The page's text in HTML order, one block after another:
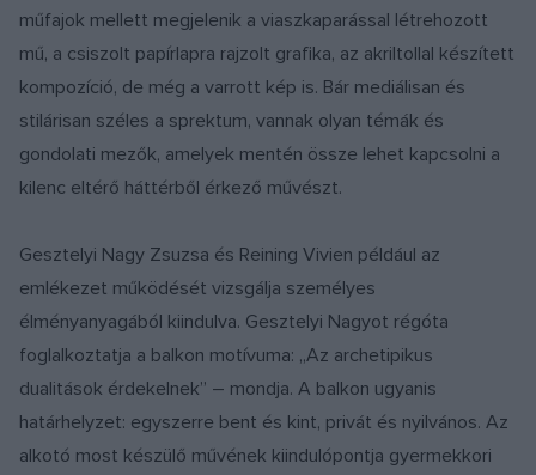
műfajok mellett megjelenik a viaszkaparással létrehozott
mű, a csiszolt papírlapra rajzolt grafika, az akriltollal készített
kompozíció, de még a varrott kép is. Bár mediálisan és
stilárisan széles a sprektum, vannak olyan témák és
gondolati mezők, amelyek mentén össze lehet kapcsolni a
kilenc eltérő háttérből érkező művészt.
Gesztelyi Nagy Zsuzsa és Reining Vivien például az
emlékezet működését vizsgálja személyes
élményanyagából kiindulva. Gesztelyi Nagyot régóta
foglalkoztatja a balkon motívuma: „Az archetipikus
dualitások érdekelnek” – mondja. A balkon ugyanis
határhelyzet: egyszerre bent és kint, privát és nyilvános. Az
alkotó most készülő művének kiindulópontja gyermekkori